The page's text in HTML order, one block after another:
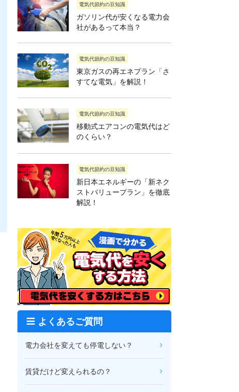
電気代節約の豆知識
ガソリン代が安くなる電力会
社があるって本当？
電気代節約の豆知識
東京ガスの再エネプラン「さ
すてな電気」を解説！
電気代節約の豆知識
移動式エアコンの電気代はど
のくらい？
電気代節約の豆知識
新日本エネルギーの「新ネク
ストバリュープラン」を徹底
解説！
よくあるご質問
電力会社を変えても停電しない？
賃貸だけど変えられるの？